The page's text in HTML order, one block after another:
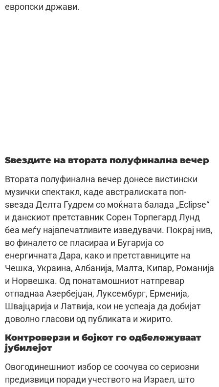
европски држави.
Ѕвездите на втората полуфинална вечер
Втората полуфинална вечер донесе вистински
музички спектакл, каде австралиската поп-
ѕвезда Делта Гудрем со моќната балада „Eclipse“
и данскиот претставник Сорен Торпегард Лунд
беа меѓу највпечатливите изведувачи. Покрај нив,
во финалето се пласираа и Бугарија со
енергичната Дара, како и претставниците на
Чешка, Украина, Албанија, Малта, Кипар, Романија
и Норвешка. Од понатамошниот натпревар
отпаднаа Азербејџан, Луксембург, Ерменија,
Швајцарија и Латвија, кои не успеаја да добијат
доволно гласови од публиката и жирито.
Контроверзи и бојкот го одбележуваат
јубилејот
Овогодинешниот избор се соочува со сериозни
предизвици поради учеството на Израел, што